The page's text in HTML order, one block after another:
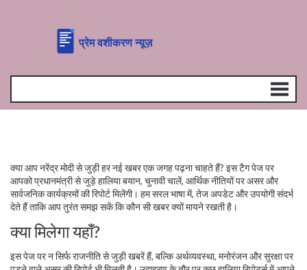
क्या आप नरेंद्र मोदी से जुड़ी हर नई खबर एक जगह पढ़ना चाहते हैं? इस टैग पेज पर
आपको प्रधानमंत्री से जुड़े हालिया बयान, चुनावी चालें, आर्थिक नीतियों पर असर और
सार्वजनिक कार्यक्रमों की रिपोर्ट मिलेंगी। हम सरल भाषा में, तेज अपडेट और उपयोगी संदर्भ
देते हैं ताकि आप तुरंत समझ सकें कि कौन सी खबर क्यों मायने रखती है।
क्या मिलेगा यहाँ?
इस पेज पर न सिर्फ राजनीति से जुड़ी खबरें हैं, बल्कि अर्थव्यवस्था, मनोरंजन और सुरक्षा पर